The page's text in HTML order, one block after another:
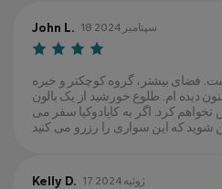
John L. 18 سپتامبر 2024
فضای بیشتر، گروه کوچکتر و خیره
دیده ام. طلوع خورشید از یک بالون
کرد. اگر به کاپادوکیا سفر می
Kelly D. 17 ژوئیه 2024